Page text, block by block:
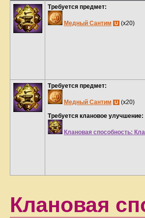
Требуется предмет:
Медный Сантим U (x20)
Требуется предмет:
Медный Сантим U (x20)
Требуется клановое улучшение:
Клановая способность:
Клановая